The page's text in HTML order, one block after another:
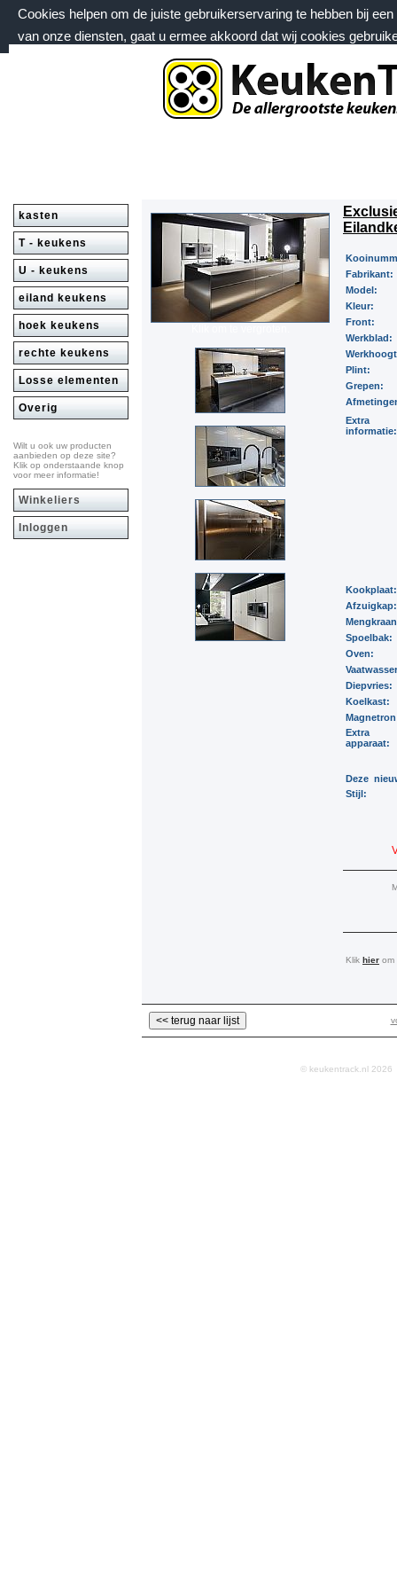
Cookies helpen om de juiste gebruikerservaring te hebben bij
van onze diensten, gaat u ermee akkoord dat wij cookies
donderdag 6 augustus 2026, 08:43 uur
Welkom bij keukentrack.nl
kasten
T - keukens
U - keukens
eiland keukens
hoek keukens
rechte keukens
Losse elementen
Overig
Wilt u ook uw producten
aanbieden op deze site?
Klik op onderstaande knop
voor meer informatie!
Winkeliers
Inloggen
Fabrikant:
Model:
Kleur:
Front:
Werkblad:
Plint:
Grepen:
Extra
informatie:
Spoelbak:
Oven:
Diepvries:
Koelkast:
Extra
apparaat:
Deze
Stijl:
Klik hier om
© keukentrack.nl